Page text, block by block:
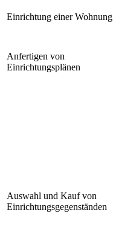
Einrichtung einer Wohnung
Anfertigen von
Einrichtungsplänen
Auswahl und Kauf von
Einrichtungsgegenständen